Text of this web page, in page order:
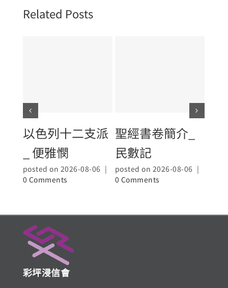
Related Posts
以色列十二支派
_ 便雅憫
posted on 2026-08-06 |
0 Comments
聖經書卷簡介_
民數記
posted on 2026-08-06 |
0 Comments
彩坪浸信會